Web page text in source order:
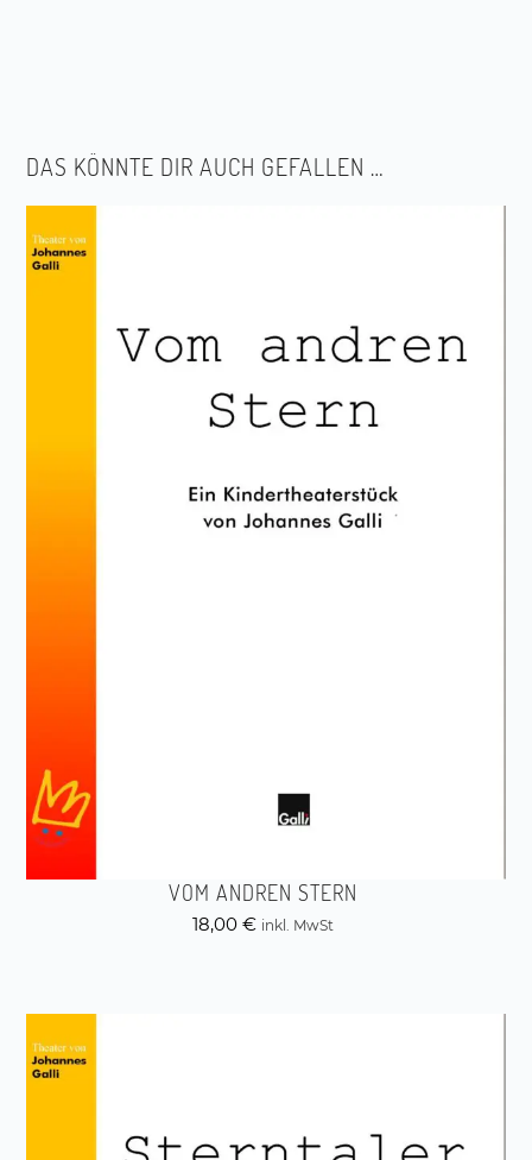
DAS KÖNNTE DIR AUCH GEFALLEN …
VOM ANDREN STERN
18,00 € inkl. MwSt